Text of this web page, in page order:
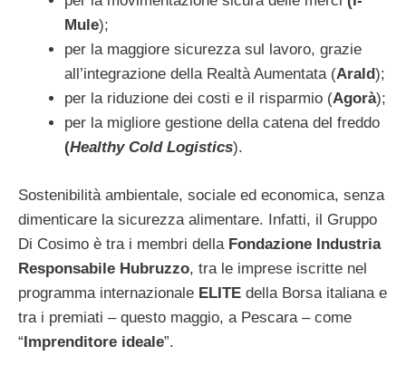
Mule);
per la maggiore sicurezza sul lavoro, grazie
all’integrazione della Realtà Aumentata (Arald);
per la riduzione dei costi e il risparmio (Agorà);
per la migliore gestione della catena del freddo
(Healthy Cold Logistics).
Sostenibilità ambientale, sociale ed economica, senza
dimenticare la sicurezza alimentare. Infatti, il Gruppo
Di Cosimo è tra i membri della Fondazione Industria
Responsabile Hubruzzo, tra le imprese iscritte nel
programma internazionale ELITE della Borsa italiana e
tra i premiati – questo maggio, a Pescara – come
“Imprenditore ideale”.